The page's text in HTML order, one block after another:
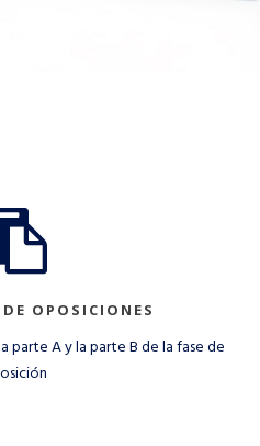
OPOSICIONES
parte A y la parte B de la fase de